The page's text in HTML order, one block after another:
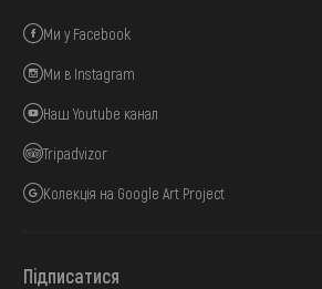
Ми у Facebook
Ми в Instagram
Наш Youtube канал
Tripadvizor
Колекція на Google Art Project
Підписатися